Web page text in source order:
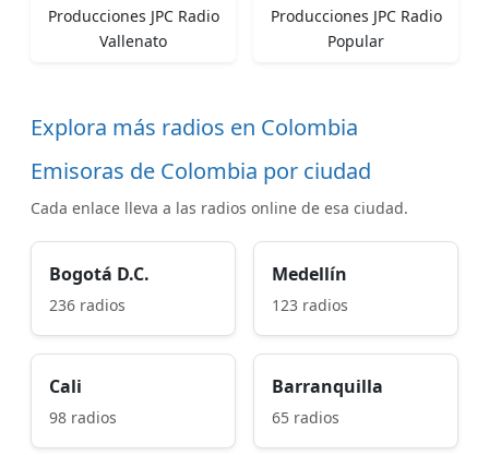
Producciones JPC Radio
Vallenato
Producciones JPC Radio
Popular
Explora más radios en Colombia
Emisoras de Colombia por ciudad
Cada enlace lleva a las radios online de esa ciudad.
Bogotá D.C.
236 radios
Medellín
123 radios
Cali
98 radios
Barranquilla
65 radios